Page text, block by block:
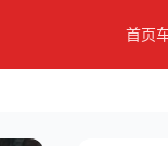
首页